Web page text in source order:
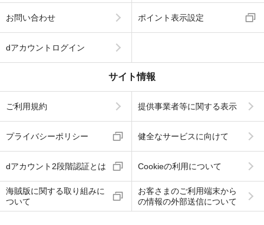
お問い合わせ ポイント表示設定
dアカウントログイン
サイト情報
ご利用規約 提供事業者等に関する表示
プライバシーポリシー 健全なサービスに向けて
dアカウント2段階認証とは Cookieの利用について
海賊版に関する取り組みに
ついて
お客さまのご利用端末から
の情報の外部送信について